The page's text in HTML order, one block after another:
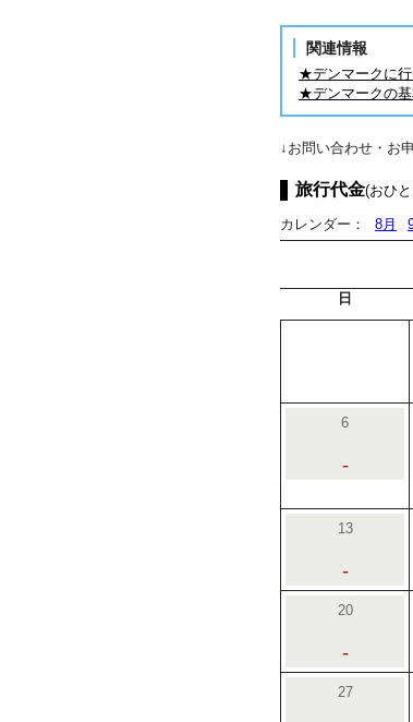
関連情報
★デンマークに
★デンマークの基
↓お問い合わせ・お
旅行代金(おひ
カレンダー：
8月
日
6
-
13
-
20
-
27